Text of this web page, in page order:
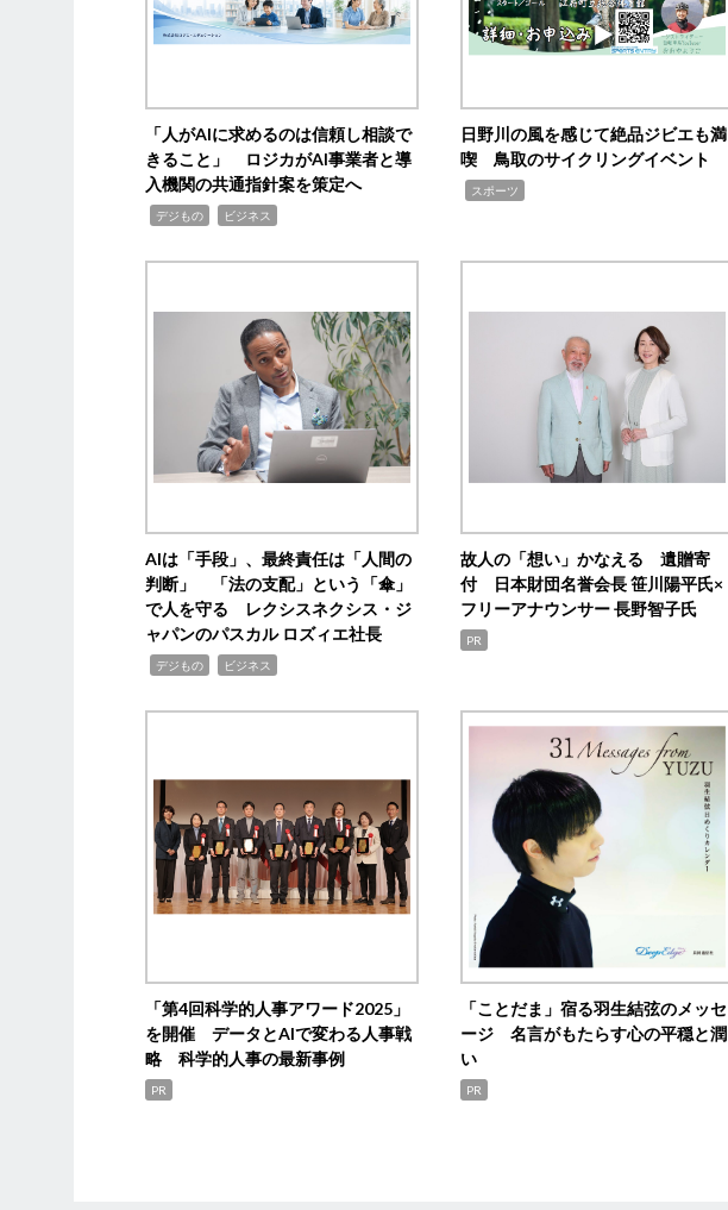
「人がAIに求めるのは信頼し相談で
きること」 ロジカがAI事業者と導
入機関の共通指針案を策定へ
デジもの ビジネス
日野川の風を感じて絶品ジビエも満
喫 鳥取のサイクリングイベント
スポーツ
AIは「手段」、最終責任は「人間の
判断」 「法の支配」という「傘」
で人を守る レクシスネクシス・ジ
ャパンのパスカル ロズィエ社長
デジもの ビジネス
故人の「想い」かなえる 遺贈寄
付 日本財団名誉会長 笹川陽平氏×
フリーアナウンサー 長野智子氏
PR
「第4回科学的人事アワード2025」
を開催 データとAIで変わる人事戦
略 科学的人事の最新事例
PR
「ことだま」宿る羽生結弦のメッセ
ージ 名言がもたらす心の平穏と潤
い
PR